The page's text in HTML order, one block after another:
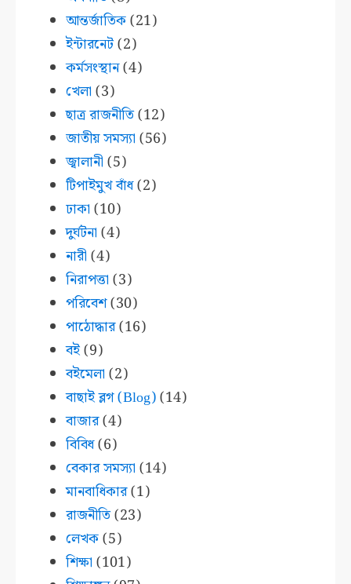
আন্তর্জাতিক(21)
ইন্টারনেট(2)
কর্মসংস্থান(4)
খেলা (3)
ছাত্র রাজনীতি(12)
জাতীয় সমস্যা (56)
জ্বালানী (5)
টিপাইমুখ বাঁধ(2)
ঢাকা (10)
দুর্ঘটনা (4)
নারী (4)
নিরাপত্তা (3)
পরিবেশ(30)
পাঠোদ্ধার(16)
বই(9)
বইমেলা (2)
বাছাই ব্লগ (Blog)(14)
বাজার(4)
বিবিধ(6)
বেকার সমস্যা (14)
মানবাধিকার(1)
রাজনীতি(23)
লেখক(5)
শিক্ষা (101)